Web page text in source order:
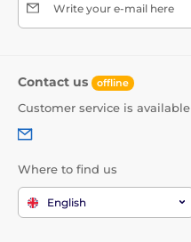
Write your e-mail here
Contact us offline
Customer service is available
Where to find us
English